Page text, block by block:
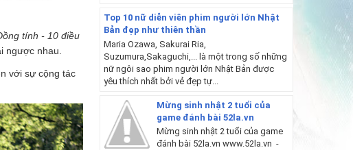
tính - 10 điều
ngược nhau.
với sự cộng tác
Top 10 nữ diễn viên phim người lớn Nhật
Bản đẹp như thiên thần
Maria Ozawa, Sakurai Ria,
Suzumura,Sakaguchi,... là một trong số những
nữ ngôi sao phim người lớn Nhật Bản được
yêu thích nhất bởi vẻ đẹp tự...
Mừng sinh nhật 2 tuổi của
game đánh bài 52la.vn
Mừng sinh nhật 2 tuổi của game
đánh bài 52la.vn www.52la.vn -